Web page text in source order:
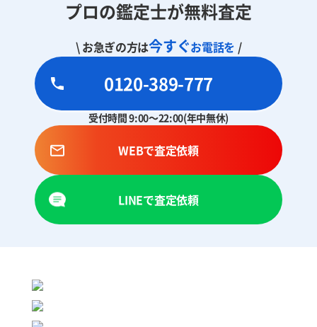
プロの鑑定士が無料査定
\ お急ぎの方は今すぐお電話を /
0120-389-777
受付時間 9:00～22:00(年中無休)
WEBで査定依頼
LINEで査定依頼